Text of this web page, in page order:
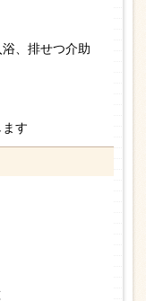
、排せつ介助
す